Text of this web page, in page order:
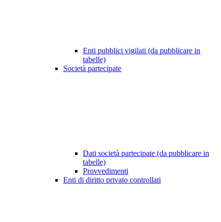
Enti pubblici vigilati (da pubblicare in
tabelle)
Società partecipate
Dati società partecipate (da pubblicare in
tabelle)
Provvedimenti
Enti di diritto privato controllati